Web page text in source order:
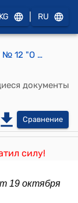
KG RU
Закон КР от 3 марта 1997 года № 12 "О лицензировании"
документы
Сравнение
силу!